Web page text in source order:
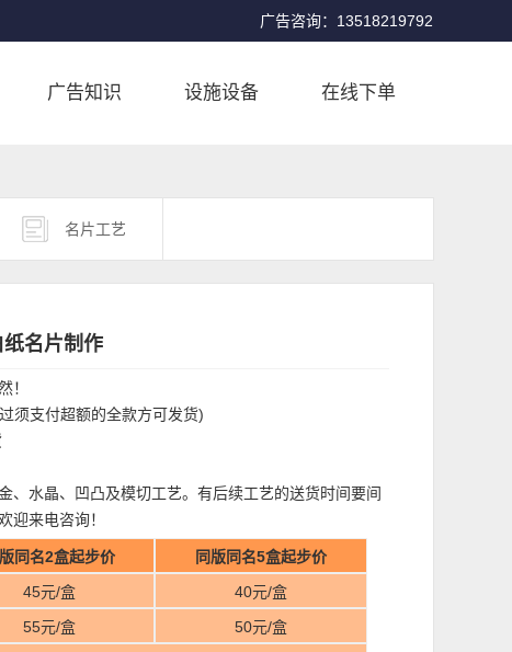
广告咨询：13518219792
广告知识 设施设备 在线下单
名片工艺
名片制作
！
须支付超额的全款方可发货)
、水晶、凹凸及模切工艺。有后续工艺的送货时间要间
迎来电咨询！
同名2盒起步价
同版同名5盒起步价
45元/盒
40元/盒
55元/盒
50元/盒